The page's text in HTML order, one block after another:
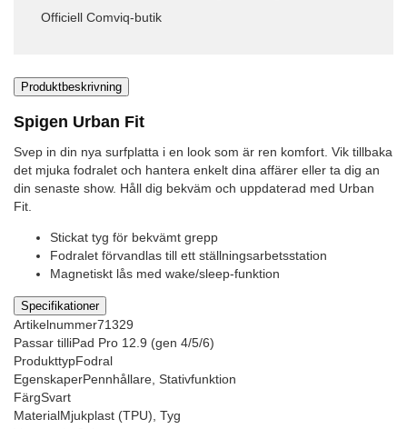
Officiell Comviq-butik
Produktbeskrivning
Spigen Urban Fit
Svep in din nya surfplatta i en look som är ren komfort. Vik tillbaka
det mjuka fodralet och hantera enkelt dina affärer eller ta dig an
din senaste show. Håll dig bekväm och uppdaterad med Urban
Fit.
Stickat tyg för bekvämt grepp
Fodralet förvandlas till ett ställningsarbetsstation
Magnetiskt lås med wake/sleep-funktion
Specifikationer
Artikelnummer71329
Passar tilliPad Pro 12.9 (gen 4/5/6)
ProdukttypFodral
EgenskaperPennhållare, Stativfunktion
FärgSvart
MaterialMjukplast (TPU), Tyg